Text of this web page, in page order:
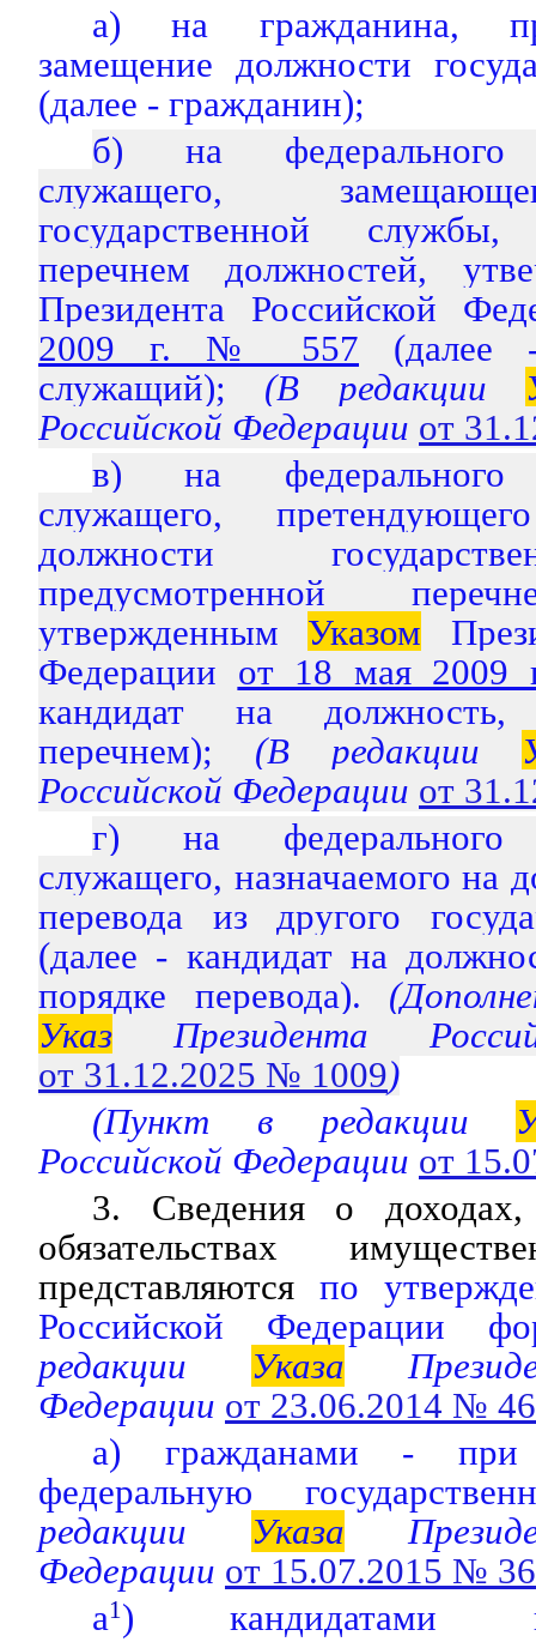
а) на гражданина,
замещение должности
(далее - гражданин);
б) на федерального
служащего,
государственной службы,
перечнем должностей,
Президента Российской
2009 г. № 557 (далее -
служащий); (В редакции
Российской Федерации от
в) на федерального
служащего,
должности
предусмотренной
утвержденным Указом
Федерации от 18 мая
кандидат на должность,
перечнем); (В редакции
Российской Федерации от
г) на федерального
служащего, назначаемого на
перевода из другого
(далее - кандидат на
порядке перевода).
Указ Президента
от 31.12.2025 № 1009)
(Пункт в редакции
Российской Федерации от
3. Сведения о
обязательствах
представляются по
Российской Федерации
редакции Указа
Федерации от 23.06.2014 №
а) гражданами - при
федеральную
редакции Указа
Федерации от 15.07.2015 №
а1 ) кандидатами